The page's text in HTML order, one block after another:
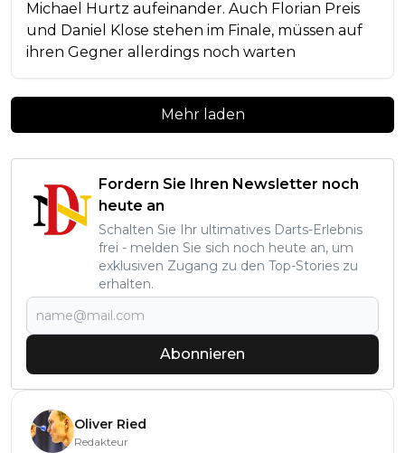
Michael Hurtz aufeinander. Auch Florian Preis
und Daniel Klose stehen im Finale, müssen auf
ihren Gegner allerdings noch warten
Mehr laden
Fordern Sie Ihren Newsletter noch
heute an
Schalten Sie Ihr ultimatives Darts-Erlebnis
frei - melden Sie sich noch heute an, um
exklusiven Zugang zu den Top-Stories zu
erhalten.
Abonnieren
Oliver Ried
Redakteur